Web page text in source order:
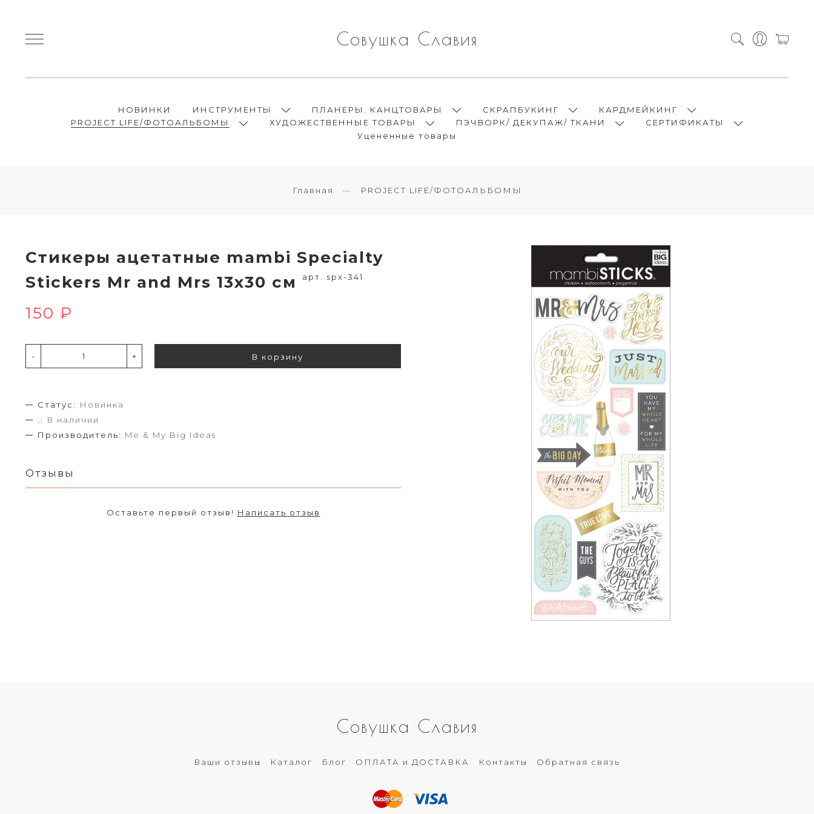
Совушка Славия
НОВИНКИ ИНСТРУМЕНТЫ ПЛАНЕРЫ. КАНЦТОВАРЫ СКРАПБУКИНГ
КАРДМЕЙКИНГ
PROJECT LIFE/ФОТОАЛЬБОМЫ
ХУДОЖЕСТВЕННЫЕ ТОВАРЫ ПЭЧВОРК/ ДЕКУПАЖ/ ТКАНИ
СЕРТИФИКАТЫ
Уцененные товары
Главная PROJECT LIFE/ФОТОАЛЬБОМЫ
Стикеры ацетатные mambi Specialty
Stickers Mr and Mrs 13х30 см
арт. spx-341
150 ₽
- + В корзину
Статус:
Новинка
.:
В наличии
Производитель: Me & My Big Ideas
Отзывы
Оставьте первый отзыв! Написать отзыв
Совушка Славия
Ваши отзывы Каталог Блог ОПЛАТА и ДОСТАВКА Контакты Обратная связь